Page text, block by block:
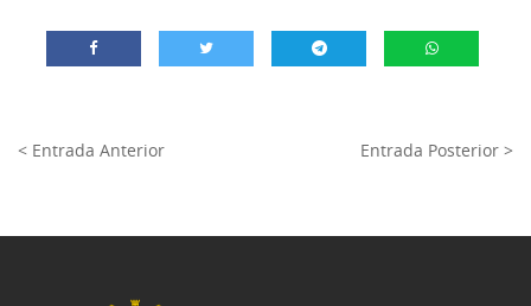
< Entrada Anterior Entrada Posterior >